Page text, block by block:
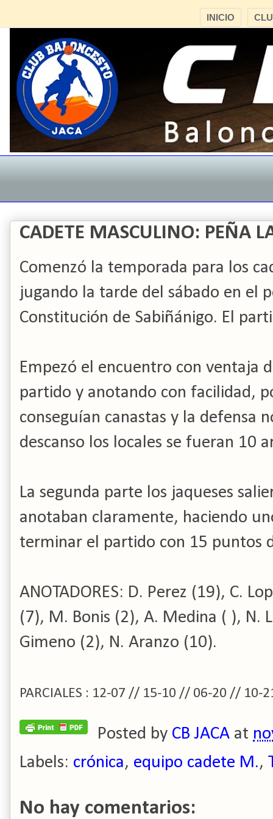
INICIO
CADETE MASCULINO: PEÑA
Comenzó la temporada para los
jugando la tarde del sábado en el
Constitución de Sabiñánigo. El
Empezó el encuentro con ventaja
partido y anotando con facilidad,
conseguían canastas y la defensa
descanso los locales se fueran 10
La segunda parte los jaqueses
anotaban claramente, haciendo
terminar el partido con 15 puntos
ANOTADORES: D. Perez (19), C.
(7), M. Bonis (2), A. Medina ( ), N.
Gimeno (2), N. Aranzo (10).
PARCIALES : 12-07 // 15-10 // 06-20 // 10-
Posted by CB JACA at
Labels: crónica, equipo cadete M.,
No hay comentarios: